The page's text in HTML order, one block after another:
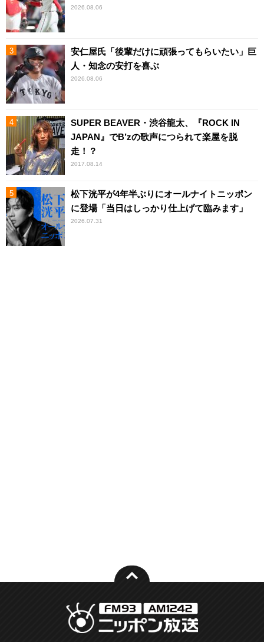
2026.08.06
安仁屋氏「後輩だけに頑張ってもらいたい」巨
人・知念の安打を喜ぶ
2026.08.06
SUPER BEAVER・渋谷龍太、『ROCK IN
JAPAN』でB’zの歌声につられて楽屋を脱
走！？
2017.08.14
松下洸平が4年半ぶりにオールナイトニッポン
に登場「当日はしっかり仕上げて臨みます」
2026.07.31